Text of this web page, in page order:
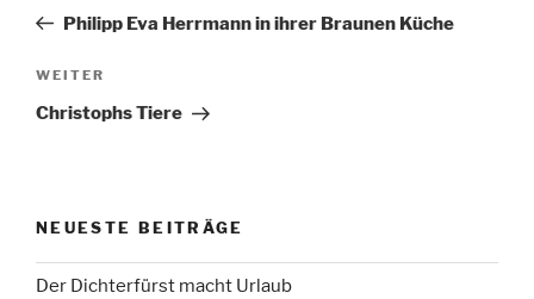
Beitrag
Philipp Eva Herrmann in ihrer Braunen Küche
Nächster
Beitrag
WEITER
Christophs Tiere
NEUESTE BEITRÄGE
Der Dichterfürst macht Urlaub